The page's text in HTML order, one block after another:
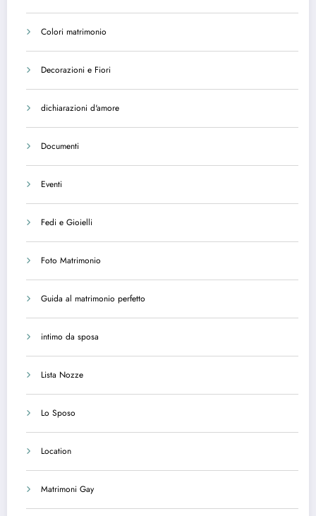
Colori matrimonio
Decorazioni e Fiori
dichiarazioni d'amore
Documenti
Eventi
Fedi e Gioielli
Foto Matrimonio
Guida al matrimonio perfetto
intimo da sposa
Lista Nozze
Lo Sposo
Location
Matrimoni Gay